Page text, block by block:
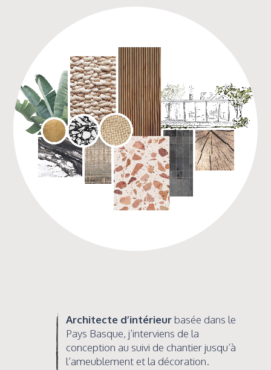
Architecte d’intérieurbasée dans le
Pays Basque, j’interviens de la
conception au suivi de chantier jusqu’à
l’ameublement et la décoration.